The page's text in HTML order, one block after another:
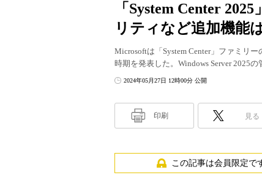
「System Center
リティなど追加機能
Microsoftは「System Center」ファミリ
時期を発表した。Windows Server 2025
2024年05月27日 12時00分 公開
印刷 見る
この記事は会員限定で